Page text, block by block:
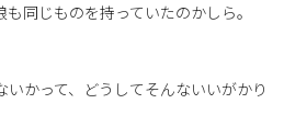
同じものを持っていたのかしら。
かって、どうしてそんないいがかり